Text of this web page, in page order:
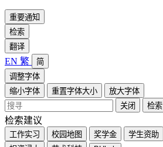
重要通知
检索
翻译
EN 繁
简
调整字体
缩小字体
重置字体大小
放大字体
关闭
检索
检索建议
工作实习 校园地图 奖学金 学生资助